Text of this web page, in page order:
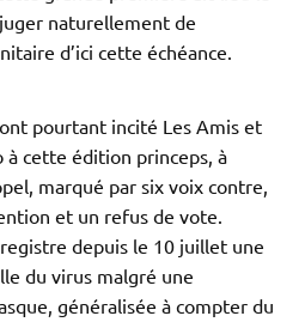
naturellement de
d’ici cette échéance.
pourtant incité Les Amis et
à cette édition princeps, à
marqué par six voix contre,
et un refus de vote.
depuis le 10 juillet une
du virus malgré une
généralisée à compter du